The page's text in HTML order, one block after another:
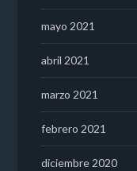
mayo 2021
abril 2021
marzo 2021
febrero 2021
diciembre 2020